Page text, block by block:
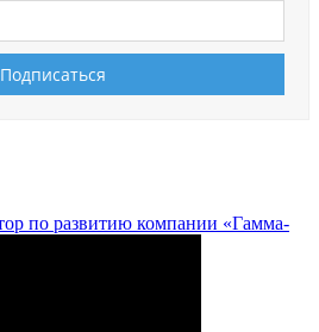
по развитию компании «Гамма-